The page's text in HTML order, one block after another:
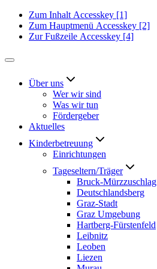
Zum Inhalt Accesskey [1]
Zum Hauptmenü Accesskey [2]
Zur Fußzeile Accesskey [4]
Über uns
Wer wir sind
Was wir tun
Fördergeber
Aktuelles
Kinderbetreuung
Einrichtungen
Tageseltern/Träger
Bruck-Mürzzuschlag
Deutschlandsberg
Graz-Stadt
Graz Umgebung
Hartberg-Fürstenfeld
Leibnitz
Leoben
Liezen